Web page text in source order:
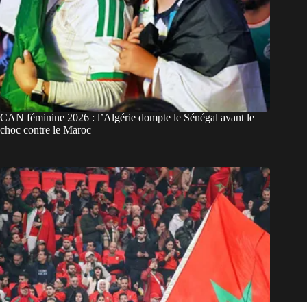
CAN féminine 2026 : l’Algérie dompte le Sénégal avant le
choc contre le Maroc